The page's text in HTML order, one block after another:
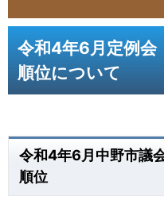
令和4年6月定例
順位について
令和4年6月中野市議
順位